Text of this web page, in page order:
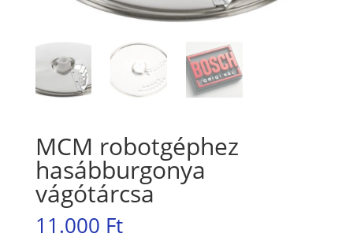
MCM robotgéphez
hasábburgonya
vágótárcsa
11.000 Ft